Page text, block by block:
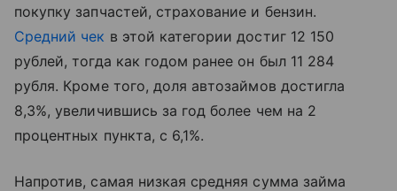
покупку запчастей, страхование и бензин.
Средний чек в этой категории достиг 12 150
рублей, тогда как годом ранее он был 11 284
рубля. Кроме того, доля автозаймов достигла
8,3%, увеличившись за год более чем на 2
процентных пункта, с 6,1%.
Напротив, самая низкая средняя сумма займа